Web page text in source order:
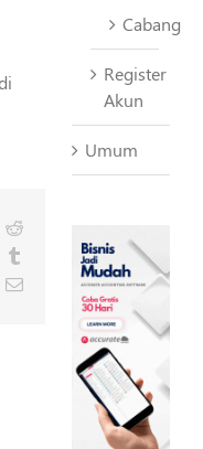
Reddit
Email
Cabang
Register
Akun
Umum